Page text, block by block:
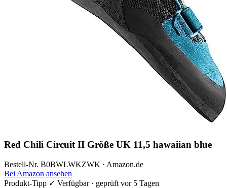
Red Chili Circuit II Größe UK 11,5 hawaiian blue
Bestell-Nr. B0BWLWKZWK · Amazon.de
Bei Amazon ansehen
Produkt-Tipp ✓ Verfügbar · geprüft vor 5 Tagen